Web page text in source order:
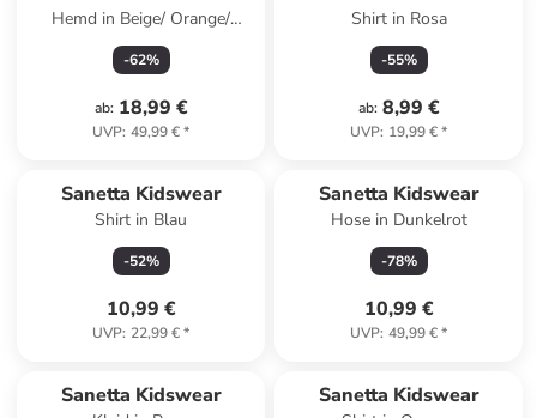
Hemd in Beige/ Orange/
Dunkelblau
-62%
ab: 18,99 €
UVP: 49,99 €*
Shirt in Rosa
-55%
ab: 8,99 €
UVP: 19,99 €*
Sanetta Kidswear
Shirt in Blau
-52%
10,99 €
UVP: 22,99 €*
Sanetta Kidswear
Hose in Dunkelrot
-78%
10,99 €
UVP: 49,99 €*
Sanetta Kidswear Sanetta Kidswear